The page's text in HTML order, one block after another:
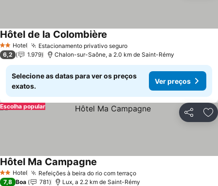
2 Estrelas
Hotel Estacionamento privativo seguroVer preços
Hôtel de la Colombière
6,2 1.979 Chalon-sur-Saône, a 2.0 km de Saint-Rémy
Selecione as datas para ver os preços
exatos.
Ver preços
Partilhar
Escolha popular
2 Estrelas
Hotel Refeições à beira do rio com terraçoVer preços
Hôtel Ma Campagne
7,8 Boa 781 Lux, a 2.2 km de Saint-Rémy